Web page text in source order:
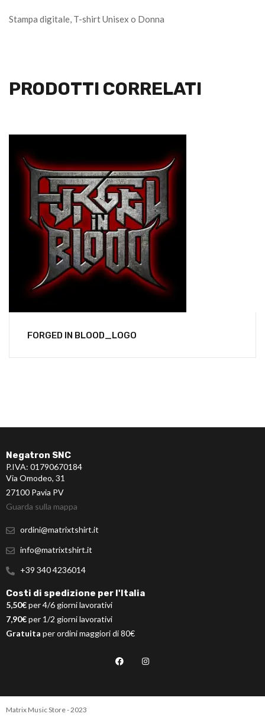
Stampa digitale, T-shirt Unisex o Donna
PRODOTTI CORRELATI
FORGED IN BLOOD_LOGO
Negatron SNC
P.IVA: 01790670184
Via Omodeo, 31
27100 Pavia PV
Guarda sulla mappa
ordini@matrixtshirt.it
info@matrixtshirt.it
+39 340 4236014
Costi di spedizione per l'Italia
5,50€per 4/6 giorni lavorativi
7,90€per 1/2 giorni lavorativi
Gratuita per ordini maggiori di 80€
Matrix Music Store - 2023